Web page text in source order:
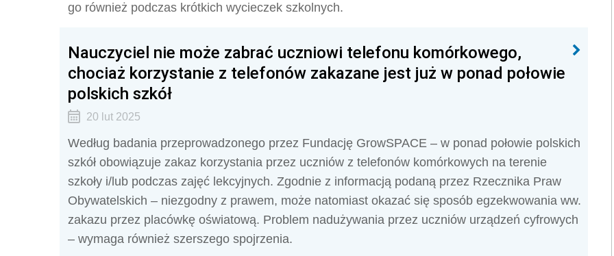
go również podczas krótkich wycieczek szkolnych.
Nauczyciel nie może zabrać uczniowi telefonu komórkowego,
chociaż korzystanie z telefonów zakazane jest już w ponad połowie
polskich szkół
20 lut 2025
Według badania przeprowadzonego przez Fundację GrowSPACE – w ponad połowie polskich
szkół obowiązuje zakaz korzystania przez uczniów z telefonów komórkowych na terenie
szkoły i/lub podczas zajęć lekcyjnych. Zgodnie z informacją podaną przez Rzecznika Praw
Obywatelskich – niezgodny z prawem, może natomiast okazać się sposób egzekwowania ww.
zakazu przez placówkę oświatową. Problem nadużywania przez uczniów urządzeń cyfrowych
– wymaga również szerszego spojrzenia.